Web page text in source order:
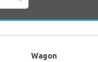
Wagon